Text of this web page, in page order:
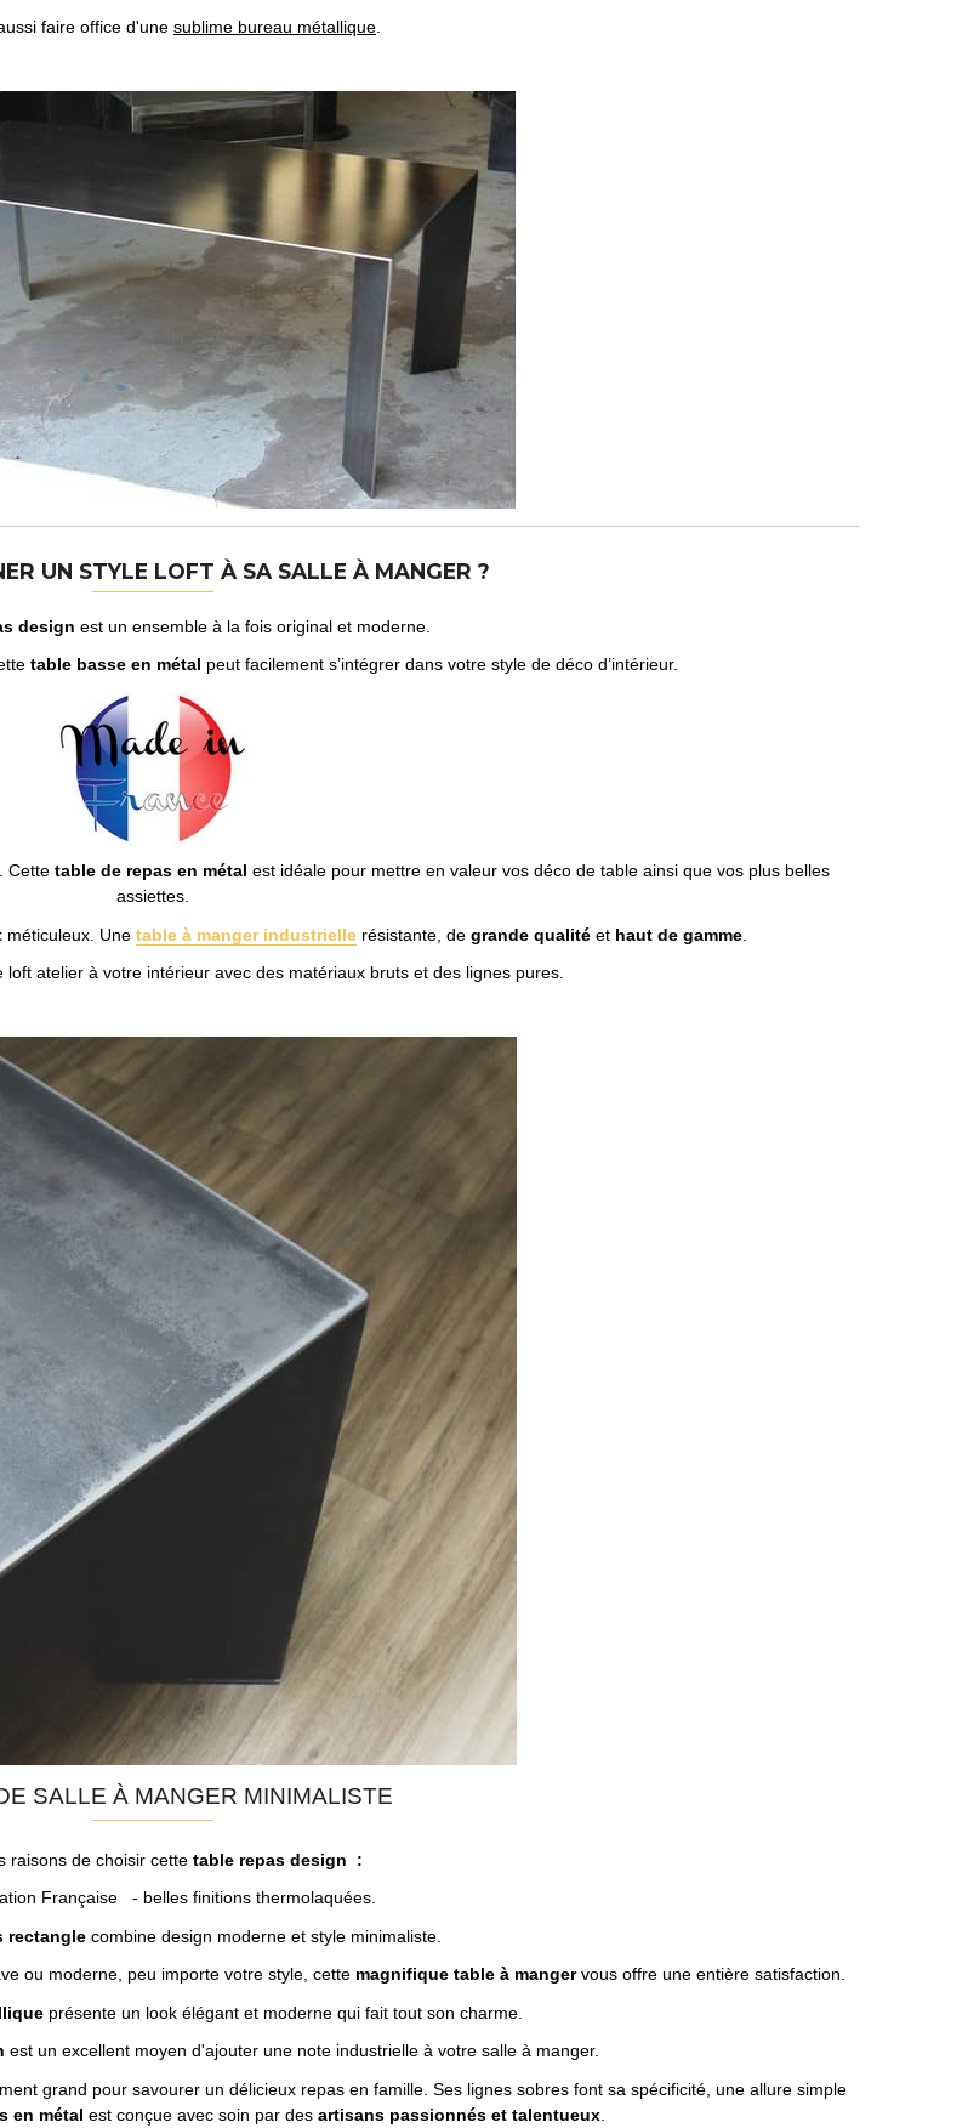
faire office d'une sublime bureau métallique
UN STYLE LOFT À SA SALLE À MANGER ?
design est un ensemble à la fois original et moderne.
table basse en métal peut facilement s’intégrer dans votre style de déco d’intérieur.
Cette table de repas en métal est idéale pour mettre en valeur vos déco de table ainsi que vos plus belles
assiettes.
méticuleux. Une table à manger industrielle résistante, de grande qualitéet haut de gamme.
atelier à votre intérieur avec des matériaux bruts et des lignes pures.
SALLE À MANGER MINIMALISTE
raisons de choisir cettetable repas design
:
Française - belles finitions thermolaquées.
rectanglecombine design moderne et style minimaliste.
ou moderne, peu importe votre style, cette magnifique table à mangervous offre une entière satisfaction.
présente un look élégant et moderne qui fait tout son charme.
est un excellent moyen d'ajouter une note industrielle à votre salle à manger.
grand pour savourer un délicieux repas en famille. Ses lignes sobres font sa spécificité, une allure simple
en métal est conçue avec soin par des artisans passionnés et talentueux